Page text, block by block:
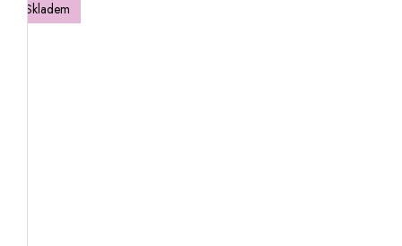
Skladem